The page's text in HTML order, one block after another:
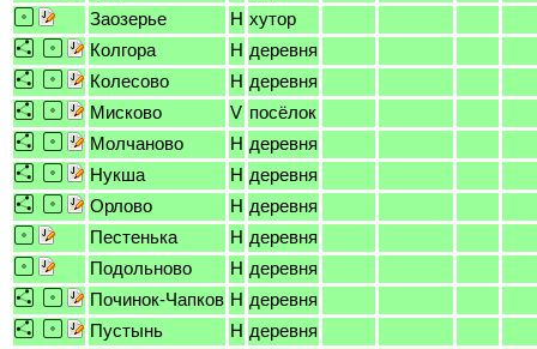
Заозерье
H хутор
Колгора
H деревня
Колесово
H деревня
Мисково
V посёлок
Молчаново
H деревня
Нукша
H деревня
Орлово
H деревня
Пестенька
H деревня
Подольново
H деревня
Починок-Чапков H деревня
Пустынь
H деревня